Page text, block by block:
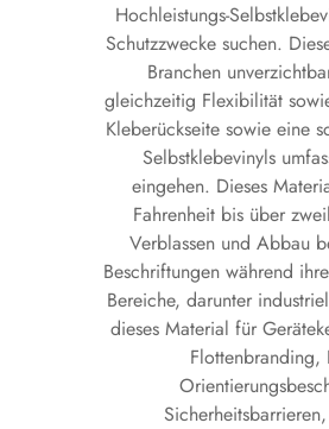
Hochleistungs-
Schutzzwecke suchen.
Branchen
gleichzeitig Flexibilität
Kleberückseite sowie eine
Selbstklebevinyls
eingehen. Dieses
Fahrenheit bis über
Verblassen und Abbau
Beschriftungen während
Bereiche, darunter
dieses Material für
Flottenbranding,